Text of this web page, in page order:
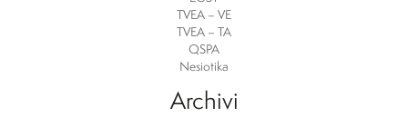
TVEA – VE
TVEA – TA
QSPA
Nesiotika
Archivi